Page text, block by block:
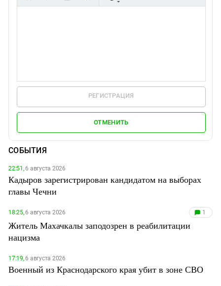
РЕГИСТРАЦИЯ
ОТМЕНИТЬ
СОБЫТИЯ
22:51,6 августа 2026
Кадыров зарегистрирован кандидатом на выборах
главы Чечни
18:25,6 августа 2026 1
Житель Махачкалы заподозрен в реабилитации
нацизма
17:19,6 августа 2026
Военный из Краснодарского края убит в зоне СВО